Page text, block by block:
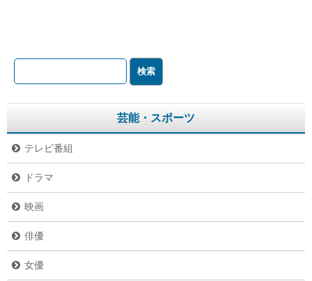
芸能・スポーツ
テレビ番組
ドラマ
映画
俳優
女優